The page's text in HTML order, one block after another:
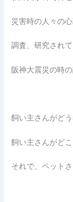
災害時の人々の
調査、研究されて
阪神大震災の時
飼い主さんがど
飼い主さんがど
それで、ペット